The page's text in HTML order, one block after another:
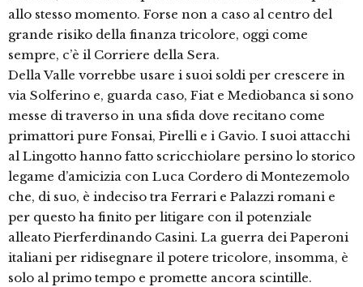
allo stesso momento. Forse non a caso al centro del
grande risiko della finanza tricolore, oggi come
sempre, c’è il Corriere della Sera.
Della Valle vorrebbe usare i suoi soldi per crescere in
via Solferino e, guarda caso, Fiat e Mediobanca si sono
messe di traverso in una sfida dove recitano come
primattori pure Fonsai, Pirelli e i Gavio. I suoi attacchi
al Lingotto hanno fatto scricchiolare persino lo storico
legame d’amicizia con Luca Cordero di Montezemolo
che, di suo, è indeciso tra Ferrari e Palazzi romani e
per questo ha finito per litigare con il potenziale
alleato Pierferdinando Casini. La guerra dei Paperoni
italiani per ridisegnare il potere tricolore, insomma, è
solo al primo tempo e promette ancora scintille.